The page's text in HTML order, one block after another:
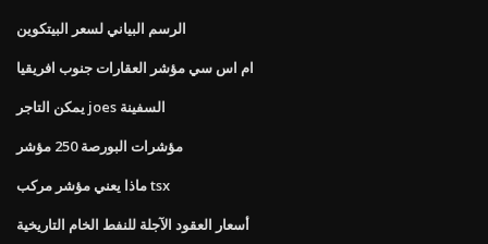
الرسم البياني لسعر البيتكوين
ام اس سي مؤشر العقارات جنوب افريقيا
يمكن التاجر joes السفينة
مؤشرات البورصة 250 مؤشر
ماذا يعني مؤشر مركب tsx
أسعار العقود الآجلة للنفط الخام التاريخية